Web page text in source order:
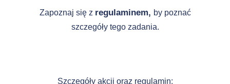
Zapoznaj się z regulaminem, by poznać
szczegóły tego zadania.
Szczegóły akcji oraz regulamin: